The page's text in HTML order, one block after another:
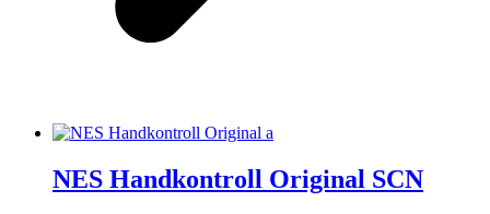
NES Handkontroll Original SCN